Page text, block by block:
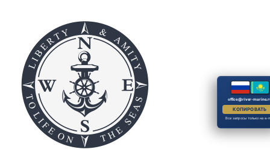
office@river-
КОПИРОВАТЬ
Все запросы только на e-